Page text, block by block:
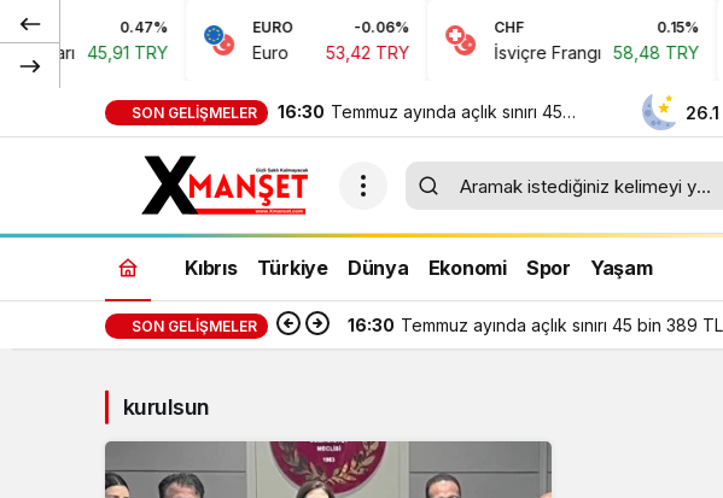
0.47%
45,91 TRY
EURO -0.06%
Euro 53,42 TRY
CHF 0.15%
İsviçre Frangı 58,48 TRY
SON GELIŞMELER 16:30 Temmuz ayında açlık sınırı 45
bin 389 TL, yoksulluk sınırı 244
bin 818 TL oldu
26.1
Kıbrıs Türkiye Dünya Ekonomi Spor Yaşam
SON GELIŞMELER 16:30 Temmuz ayında açlık sınırı 45 bin 389
kurulsun